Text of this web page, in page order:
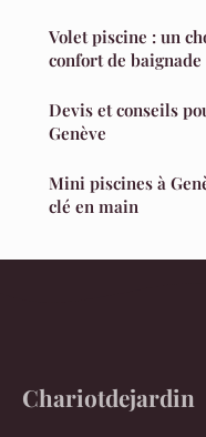
Volet piscine : un
confort de baignade
Devis et conseils
Genève
Mini piscines à
clé en main
Chariotdejardin